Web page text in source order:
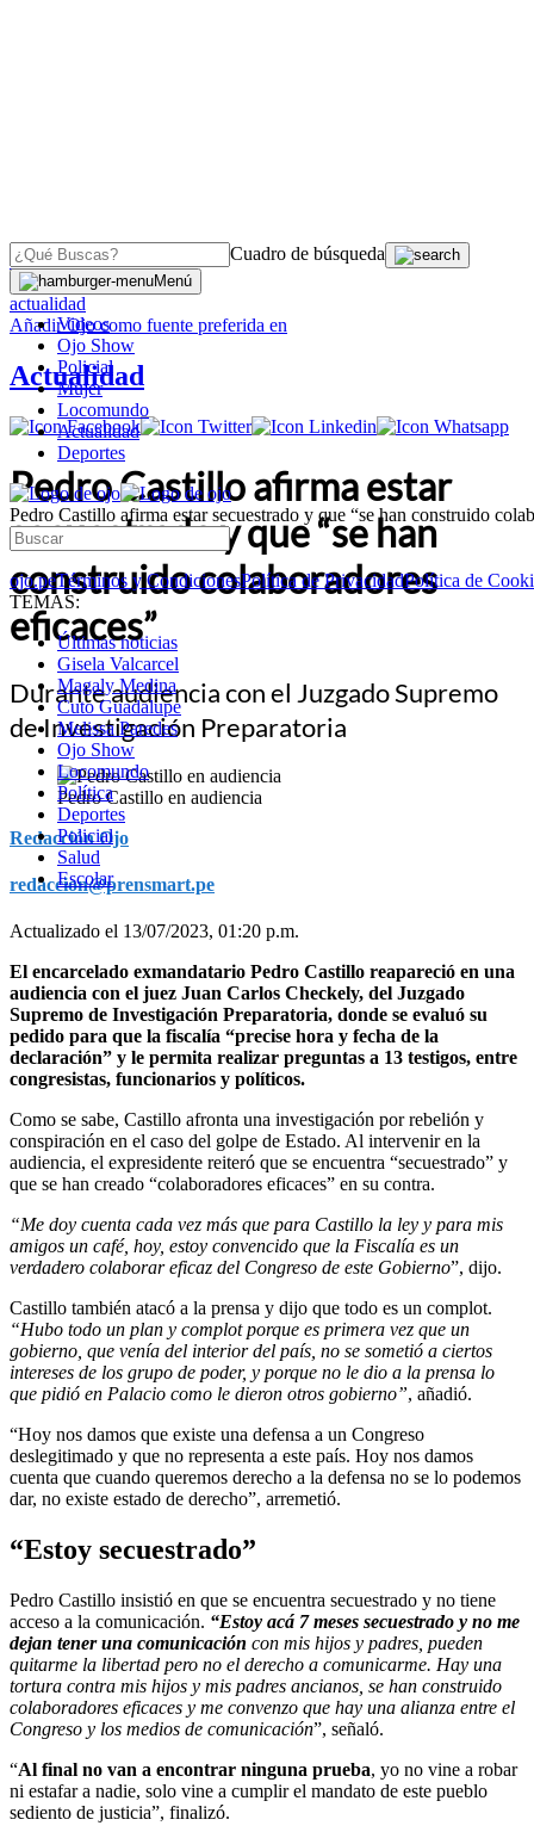
Cuadro de búsqueda
Menú
Videos
Ojo Show
Policial
Mujer
Locomundo
Actualidad
Deportes
Pedro Castillo afirma estar secuestrado y que “se han construido
ojo.peTérminos y CondicionesPolítica de PrivacidadPolítica de
TEMAS:
Últimas noticias
Gisela Valcarcel
Magaly Medina
Cuto Guadalupe
Melissa Paredes
Ojo Show
Locomundo
Política
Deportes
Policial
Salud
Escolar
OJO
actualidad
AñadirOjocomo fuente preferida en
Actualidad
Pedro Castillo afirma estar
secuestrado y que “se han
construido colaboradores
eficaces”
Durante audiencia con el Juzgado Supremo
de Investigación Preparatoria
Pedro Castillo en audiencia
Redacción Ojo
redaccion@prensmart.pe
Actualizado el 13/07/2023, 01:20 p.m.
El encarcelado exmandatario Pedro Castillo reapareció en una
audiencia con el juez Juan Carlos Checkely, del Juzgado
Supremo de Investigación Preparatoria, donde se evaluó su
pedido para que la fiscalía “precise hora y fecha de la
declaración” y le permita realizar preguntas a 13 testigos, entre
congresistas, funcionarios y políticos.
Como se sabe, Castillo afronta una investigación por rebelión y
conspiración en el caso del golpe de Estado. Al intervenir en la
audiencia, el expresidente reiteró que se encuentra “secuestrado” y
que se han creado “colaboradores eficaces” en su contra.
“Me doy cuenta cada vez más que para Castillo la ley y para mis
amigos un café, hoy, estoy convencido que la Fiscalía es un
verdadero colaborar eficaz del Congreso de este Gobierno”, dijo.
Castillo también atacó a la prensa y dijo que todo es un complot.
“Hubo todo un plan y complot porque es primera vez que un
gobierno, que venía del interior del país, no se sometió a ciertos
intereses de los grupo de poder, y porque no le dio a la prensa lo
que pidió en Palacio como le dieron otros gobierno”, añadió.
“Hoy nos damos que existe una defensa a un Congreso
deslegitimado y que no representa a este país. Hoy nos damos
cuenta que cuando queremos derecho a la defensa no se lo podemos
dar, no existe estado de derecho”, arremetió.
“Estoy secuestrado”
Pedro Castillo insistió en que se encuentra secuestrado y no tiene
acceso a la comunicación. “Estoy acá 7 meses secuestrado y no me
dejan tener una comunicación con mis hijos y padres, pueden
quitarme la libertad pero no el derecho a comunicarme. Hay una
tortura contra mis hijos y mis padres ancianos, se han construido
colaboradores eficaces y me convenzo que hay una alianza entre el
Congreso y los medios de comunicación”, señaló.
“Al final no van a encontrar ninguna prueba, yo no vine a robar
ni estafar a nadie, solo vine a cumplir el mandato de este pueblo
sediento de justicia”, finalizó.